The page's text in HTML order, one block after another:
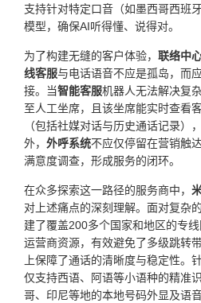
支持针对特定口音（如墨西哥西班
模型，确保AI听得懂、说得对。
为了构建无缝的客户体验， 联络中
线客服与电话语音不应是孤岛，而
接。当智能客服机器人无法解决复
至人工坐席，且该坐席能实时查看
（包括社媒对话与历史通话记录）
外， 外呼系统不应仅停留在营销触
满意度调查，形成服务的闭环。
在众多探索这一路径的服务商中，
对上述痛点的深刻理解。面对复杂的
建了覆盖200多个国家和地区的专
运营商资源，有效避免了多级跳转
上保障了通话的清晰度与稳定性。
仅支持西语、阿语等小语种的精准
哥、印尼等地的本地号码外显及语